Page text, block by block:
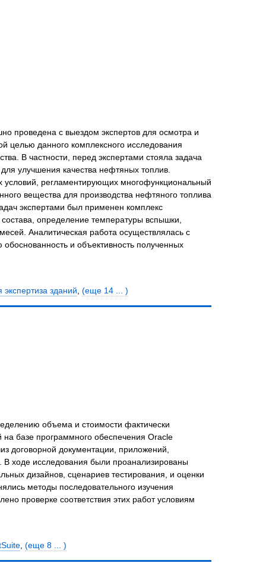
проведена с выездом экспертов для осмотра и
целью данного комплексного исследования
В частности, перед экспертами стояла задача
улучшения качества нефтяных топлив.
условий, регламентирующих многофункциональный
вещества для производства нефтяного топлива
экспертами был применен комплекс
определение температуры вспышки,
Аналитическая работа осуществлялась с
и объективность полученных
экспертиза зданий, (еще 14 ... )
объема и стоимости фактически
базе программного обеспечения Oracle
договорной документации, приложений,
В ходе исследования были проанализированы
дизайнов, сценариев тестирования, и оценки
методы последовательного изучения
проверке соответствия этих работ условиям
, (еще 8 ... )